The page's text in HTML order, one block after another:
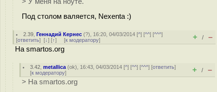
Под столом валяется, Nexenta :)
2.39 ,Геннадий Кернес (?), 16:20, 04/03/2014 [^] [^^] [^^^]
[ответить] [↓] [↑] [к модератору] + / –
На smartos.org
3.42 ,metallica (ok), 16:43, 04/03/2014 [^] [^^] [^^^] [ответить]
[к модератору] + / –
> На smartos.org